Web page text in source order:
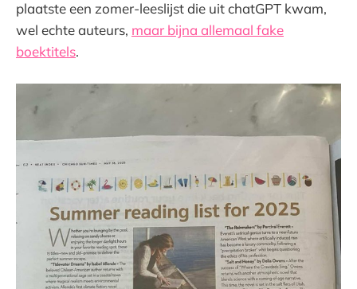
plaatste een zomer-leeslijst die uit chatGPT kwam,
wel echte auteurs, maar bijna allemaal fake
boektitels.